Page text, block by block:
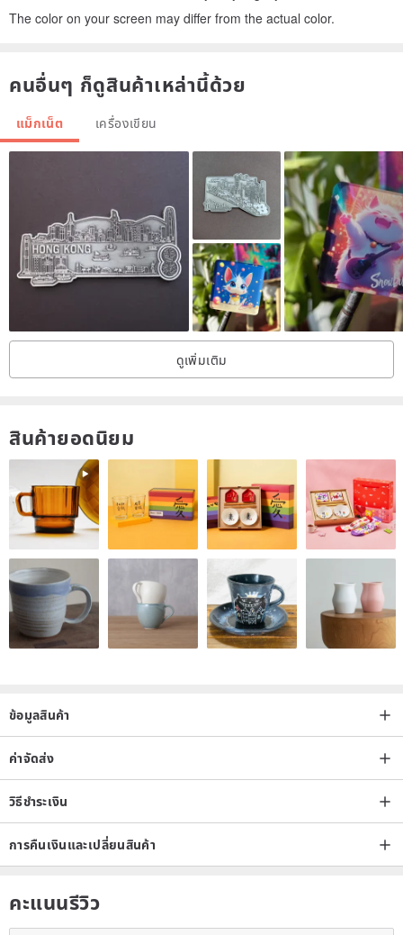
The color on your screen may differ from the actual color.
คนอื่นๆ ก็ดูสินค้าเหล่านี้ด้วย
แม็กเน็ต เครื่องเขียน
ดูเพิ่มเติม
สินค้ายอดนิยม
ข้อมูลสินค้า
ค่าจัดส่ง
วิธีชำระเงิน
การคืนเงินและเปลี่ยนสินค้า
คะแนนรีวิว